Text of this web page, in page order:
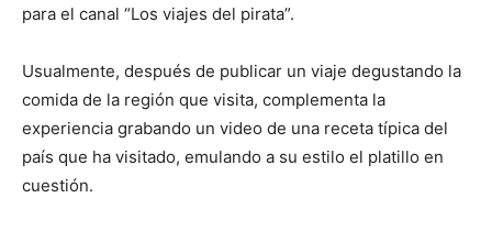
para el canal “Los viajes del pirata”.
Usualmente, después de publicar un viaje degustando la
comida de la región que visita, complementa la
experiencia grabando un video de una receta típica del
país que ha visitado, emulando a su estilo el platillo en
cuestión.